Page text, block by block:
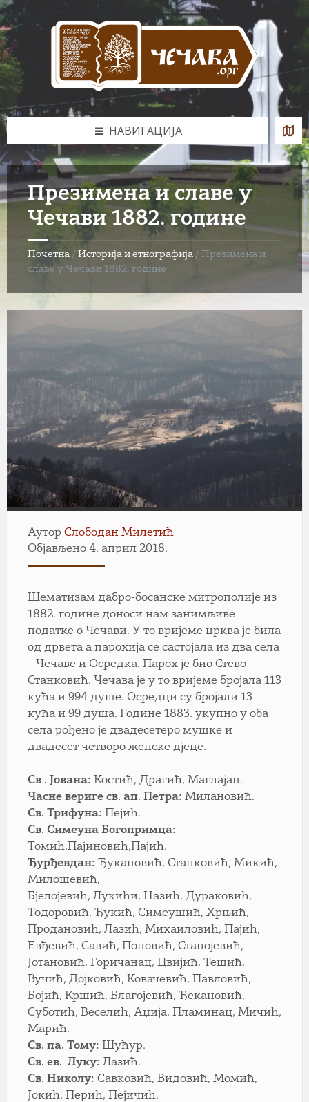
Skip
to
content
Skip
to
left
sidebar
Skip
to
footer
НАВИГАЦИЈА
Презимена и славе у
Чечави 1882. године
Почетна / Историја и етнографија / Презимена и
славе у Чечави 1882. године
Аутор Слободан Милетић
Објављено 4. април 2018.
Шематизам дабро-босанске митрополије из
1882. године доноси нам занимљиве
податке о Чечави. У то вријеме црква је била
од дрвета а парохија се састојала из два села
– Чечаве и Осредка. Парох је био Стево
Станковић. Чечава је у то вријеме бројала 113
кућа и 994 душе. Осредци су бројали 13
кућа и 99 душа. Године 1883. укупно у оба
села рођено је двадесетеро мушке и
двадесет четворо женске дјеце.
Св . Јована: Костић, Драгић, Маглајац.
Часне вериге св. ап. Петра: Милановић.
Св. Трифуна: Пејић.
Св. Симеуна Богопримца:
Томић,Пајиновић,Пајић.
Ђурђевдан: Ђукановић, Станковић, Микић,
Милошевић,
Бјелојевић, Лукићи, Назић, Дураковић,
Тодоровић, Ђукић, Симеушић, Хрњић,
Продановић, Лазић, Михаиловић, Пајић,
Евђевић, Савић, Поповић, Станојевић,
Јотановић, Горичанац, Цвијић, Тешић,
Вучић, Дојковић, Ковачевић, Павловић,
Бојић, Кршић, Благојевић, Ђекановић,
Суботић, Веселић, Аџија, Пламинац, Мичић,
Марић.
Св. па. Тому: Шућур.
Св. ев. Луку: Лазић.
Св. Николу: Савковић, Видовић, Момић,
Јокић, Перић, Пејичић.